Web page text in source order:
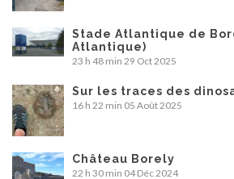
Stade Atlantique de
Atlantique)
23 h 48 min 29 Oct 2025
Sur les traces des
16 h 22 min 05 Août 2025
Château Borely
22 h 30 min 04 Déc 2024